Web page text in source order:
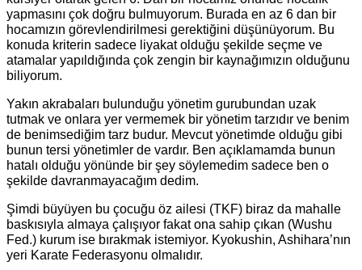
yapmasını çok doğru bulmuyorum. Burada en az 6 dan bir
hocamızın görevlendirilmesi gerektiğini düşünüyorum. Bu
konuda kriterin sadece liyakat olduğu şekilde seçme ve
atamalar yapıldığında çok zengin bir kaynağımızın olduğunu
biliyorum.
Yakın akrabaları bulunduğu yönetim gurubundan uzak
tutmak ve onlara yer vermemek bir yönetim tarzıdır ve benim
de benimsediğim tarz budur. Mevcut yönetimde olduğu gibi
bunun tersi yönetimler de vardır. Ben açıklamamda bunun
hatalı olduğu yönünde bir şey söylemedim sadece ben o
şekilde davranmayacağım dedim.
Şimdi büyüyen bu çocuğu öz ailesi (TKF) biraz da mahalle
baskısıyla almaya çalışıyor fakat ona sahip çıkan (Wushu
Fed.) kurum ise bırakmak istemiyor. Kyokushin, Ashihara’nın
yeri Karate Federasyonu olmalıdır.